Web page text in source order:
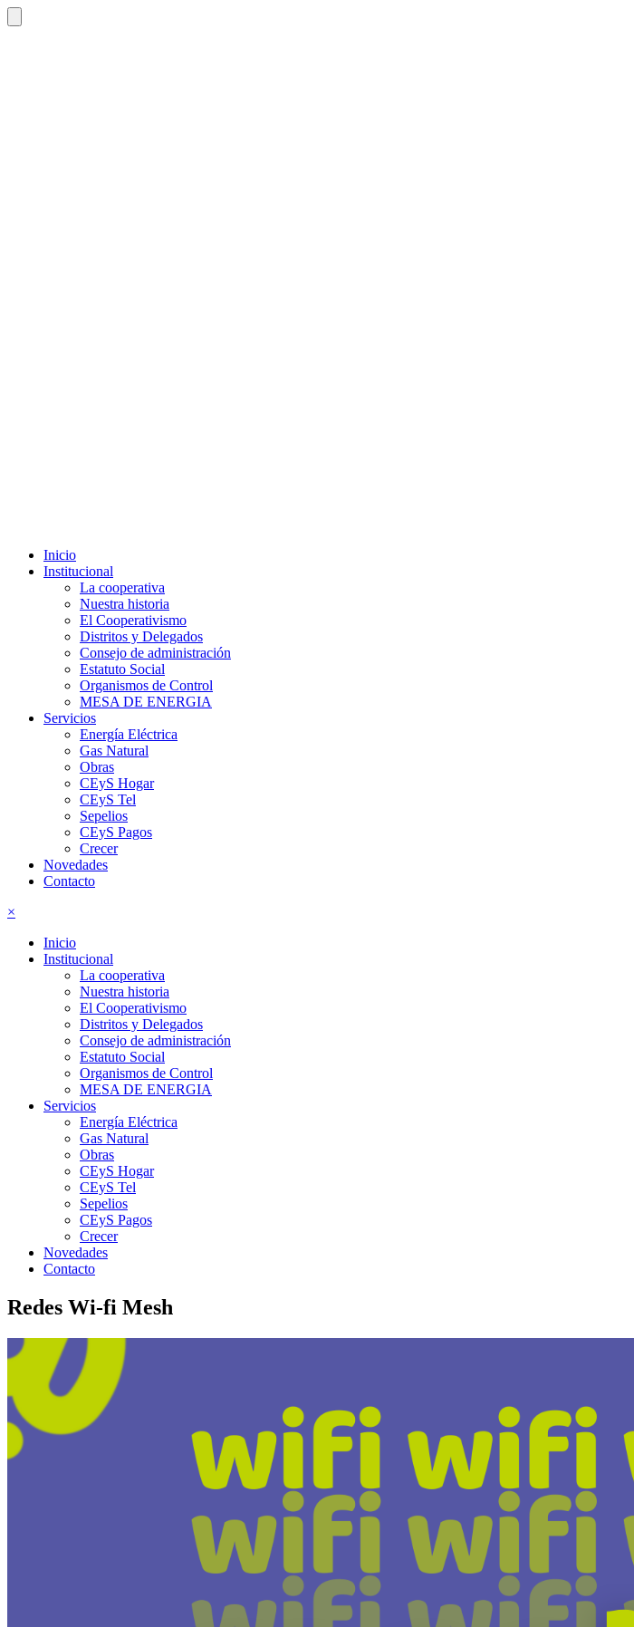
Inicio
Institucional
La cooperativa
Nuestra historia
El Cooperativismo
Distritos y Delegados
Consejo de administración
Estatuto Social
Organismos de Control
MESA DE ENERGIA
Servicios
Energía Eléctrica
Gas Natural
Obras
CEyS Hogar
CEyS Tel
Sepelios
CEyS Pagos
Crecer
Novedades
Contacto
×
Inicio
Institucional
La cooperativa
Nuestra historia
El Cooperativismo
Distritos y Delegados
Consejo de administración
Estatuto Social
Organismos de Control
MESA DE ENERGIA
Servicios
Energía Eléctrica
Gas Natural
Obras
CEyS Hogar
CEyS Tel
Sepelios
CEyS Pagos
Crecer
Novedades
Contacto
Redes Wi-fi Mesh